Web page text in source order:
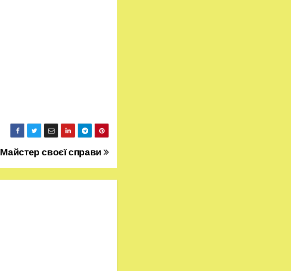
Майстер своєї справи